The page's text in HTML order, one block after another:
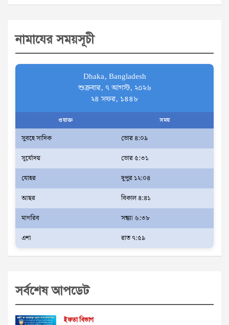
c
h
নামাযের সময়সূচী
Dhaka, Bangladesh
শুক্রবার, ৭ আগস্ট, ২০২৬
২৪ সফর, ১৪৪৮
ওয়াক্ত সময়
সুবহে সাদিক
ভোর ৪:০৯
সূর্যোদয়
ভোর ৫:৩১
যোহর
দুপুর ১২:০৪
আছর
বিকাল ৪:৪১
মাগরিব
সন্ধ্যা ৬:৩৮
এশা
রাত ৭:৫৯
সর্বশেষ আপডেট
ইফতা বিভাগ